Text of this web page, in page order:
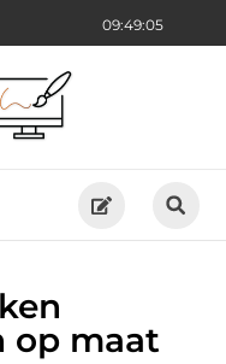
09:49:07
op maat